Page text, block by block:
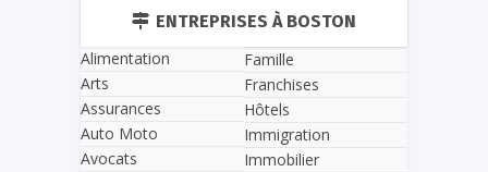
ENTREPRISES À BOSTON
Alimentation
Arts
Assurances
Auto Moto
Avocats
Famille
Franchises
Hôtels
Immigration
Immobilier